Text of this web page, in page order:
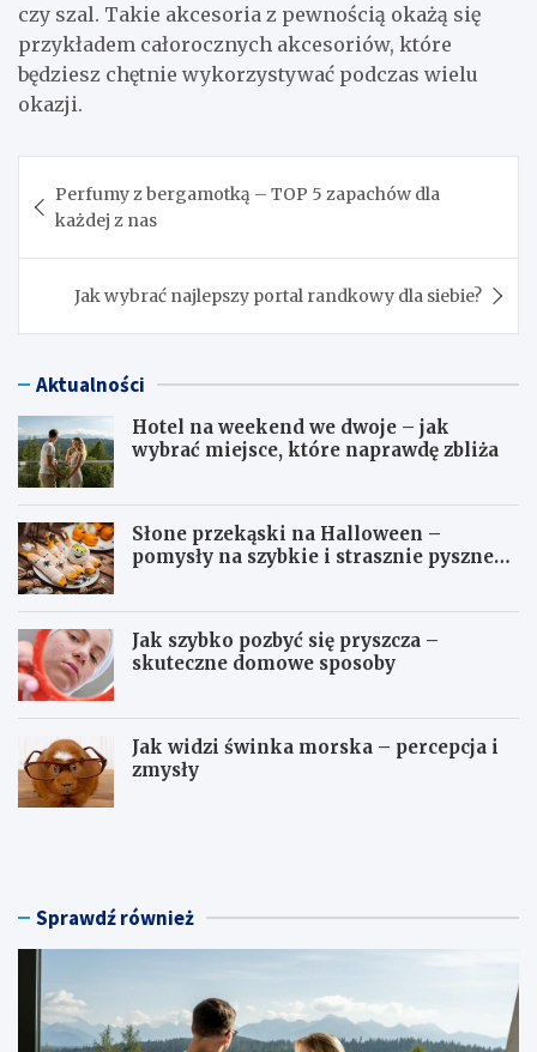
czy szal. Takie akcesoria z pewnością okażą się
przykładem całorocznych akcesoriów, które
będziesz chętnie wykorzystywać podczas wielu
okazji.
wpisu
Perfumy z bergamotką – TOP 5 zapachów dla
każdej z nas
Jak wybrać najlepszy portal randkowy dla siebie?
Aktualności
Hotel na weekend we dwoje – jak
wybrać miejsce, które naprawdę zbliża
Słone przekąski na Halloween –
pomysły na szybkie i strasznie pyszne
Jak szybko pozbyć się pryszcza –
skuteczne domowe sposoby
Jak widzi świnka morska – percepcja i
zmysły
H
n
S
p Sprawdź również